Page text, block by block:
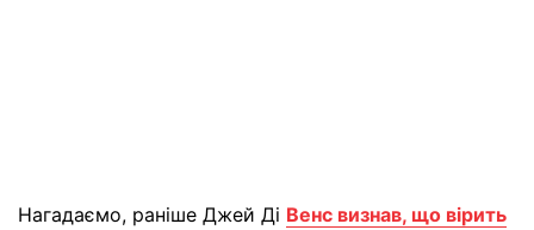
Нагадаємо, раніше Джей Ді Венс визнав, що вірить